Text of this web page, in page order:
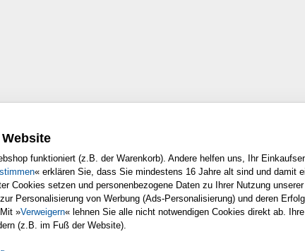
funktioniert (z.B. der Warenkorb). Andere helfen uns, Ihr
« erklären Sie, dass Sie mindestens 16 Jahre alt sind und damit
Cookies setzen und personenbezogene Daten zu Ihrer Nutzung
Personalisierung von Werbung (Ads-Personalisierung) und deren
»Verweigern« lehnen Sie alle nicht notwendigen Cookies direkt ab.
(z.B. im Fuß der Website).
Copyright © Rheinwerk Verlag GmbH 2003
Ansonsten unterliegt das Openbook denselben Bestimmungen
urheberrechtlich geschützt.
Übersetzung, Mikroverfilmung sowie Einspeicherung und